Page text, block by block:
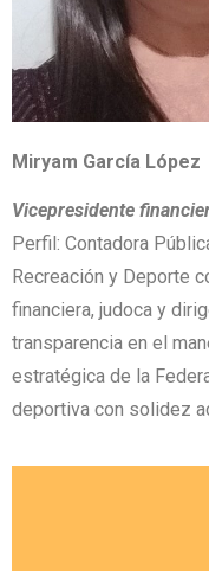
Miryam García López
Vicepresidente
Perfil: Contadora
Recreación y Deporte
financiera, judoca y
transparencia en el
estratégica de la
deportiva con solidez